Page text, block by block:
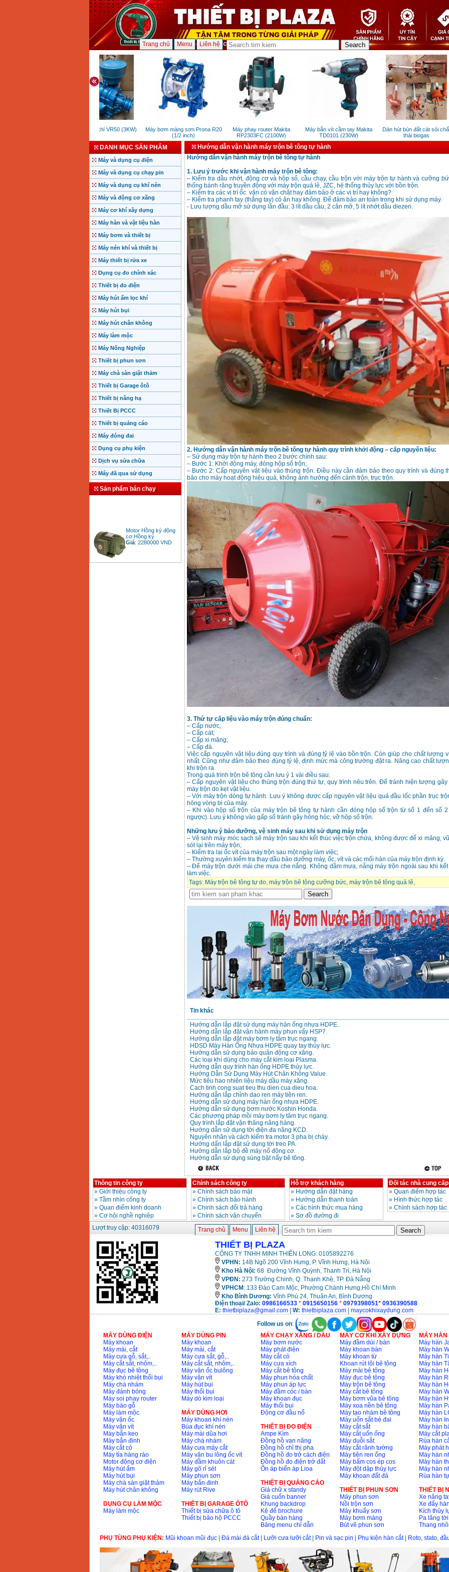
Trang chủ Menu Liên hệ
Đầu sục khí VR50 (3KW)
Máy bơm màng sơn Prona R20
(1/2 inch)
Máy phay router Makita
RP2303FC (2100W)
Máy bắn vít cầm tay Makita
TD0101 (230W)
Dàn hút bùn đất cát sỏi chất
thải biogas
DANH MỤC SẢN PHẨM
Máy và dụng cụ điện
Máy và dụng cụ chạy pin
Máy và dụng cụ khí nén
Máy và động cơ xăng
Máy cơ khí xây dựng
Máy hàn và vật liệu hàn
Máy bơm và thiết bị
Máy nén khí và thiết bị
Máy thiết bị rửa xe
Dụng cụ đo chính xác
Thiết bị đo điện
Máy hút ẩm lọc khí
Máy hút bụi
Máy hút chân không
Máy làm mộc
Máy Nông Nghiệp
Thiết bị phun sơn
Máy chà sàn giặt thảm
Thiết bị Garage ôtô
Thiết bị nâng hạ
Thiết Bị PCCC
Thiết bị quảng cáo
Máy đóng đai
Dụng cụ phụ kiện
Dịch vụ sửa chữa
Máy đã qua sử dụng
Sản phẩm bán chạy
cơ Hồng ký
Giá:2280000
Hướng dẫn vận hành máy trộn bê tông tự hành
Hướng dẫn vận hành máy trộn bê tông tự hành
1. Lưu ý trước khi vận hành máy trộn bê tông:
– Kiểm tra dầu nhớt, động cơ và hộp số, cầu chạy, cầu trộn với máy trộn tự hành và cưỡng
thống bánh răng truyền động với máy trộn quả lê, JZC, hệ thống thủy lực với bồn trộn.
– Kiểm tra các vị trí ốc vặn có vặn chặt hay đảm bảo ở các vị trí hay không?
– Kiểm tra phanh tay (thắng tay) có ăn hay không. Để đảm bảo an toàn trong khi sử dụng máy.
- Lưu lượng dầu mỡ sử dụng lần đầu: 3 lít dầu cầu, 2 cân mỡ, 5 lít nhớt dầu diezen.
2. Hướng dẫn vận hành máy trộn bê tông tự hành quy trình khởi động – cấp nguyên liệu:
– Sử dụng máy trộn tự hành theo 2 bước chính sau:
– Bước 1: Khởi động máy, đóng hộp số trộn;
– Bước 2: Cấp nguyên vật liệu vào thùng trộn. Điều này cần đảm bảo theo quy trình và đúng
bảo cho máy hoạt động hiệu quả, không ảnh hưởng đến cánh trộn, trục trộn.
3. Thứ tự cấp liệu vào máy trộn đúng chuẩn:
– Cấp nước;
– Cấp cát;
– Cấp xi măng;
– Cấp đá.
Việc cấp nguyên vật liệu đúng quy trình và đúng tỷ lệ vào bồn trộn. Còn giúp cho chất lượng
nhất. Cũng như đảm bảo theo đúng tỷ lệ, định mức mà công trường đặt ra. Nâng cao chất
khi trộn ra.
Trong quá trình trộn bê tông cần lưu ý 1 vài điều sau:
– Cấp nguyên vật liệu cho thùng trộn đúng thứ tự, quy trình nêu trên. Để tránh hiện tượng
máy trộn do kẹt vật liệu.
– Với máy trộn dòng tự hành. Lưu ý không được cấp nguyên vật liệu quá đầu lốc phần trục
hỏng vòng bi của máy.
– Khi vào hộp số trộn của máy trộn bê tông tự hành cần đóng hộp số trộn từ số 1 đến số
ngược). Lưu ý không vào gấp số tránh gây hỏng hóc, vỡ hộp số trộn.
Những lưu ý bảo dưỡng, vệ sinh máy sau khi sử dụng máy trộn
– Vệ sinh máy móc sạch sẽ máy trộn sau khi kết thúc việc trộn chứa, không được để xi măng,
sót lại trên máy trộn;
– Kiểm tra lại ốc vít của máy trộn sau một ngày làm việc;
– Thường xuyên kiểm tra thay dầu bảo dưỡng máy, ốc, vít và các mối hàn của máy trộn định kỳ.
– Để máy trộn dưới mái che mưa che nắng. Không dầm mưa, nắng máy trộn ngoài sau khi
làm việc.
Tags: Máy trộn bê tông tự do, máy trộn bê tông cưỡng bức, máy trộn bê tông quả lê,
Tin khác
Hướng dẫn lắp đặt sử dụng máy hàn ống nhựa HDPE.
Hướng dẫn lắp đặt vận hành máy phun vẩy HSP7.
Hướng dẫn lắp đặt máy bơm ly tâm trục ngang.
HDSD Máy Hàn Ống Nhựa HDPE quay tay thủy lực.
Hướng dẫn sử dụng bảo quản động cơ xăng.
Các loại khí dùng cho máy cắt kim loại Plasma.
Hướng dẫn quy trình hàn ống HDPE thủy lực.
Hướng Dẫn Sử Dụng Máy Hút Chân Không Value.
Mức tiêu hao nhiên liệu máy dầu máy xăng.
Cach tinh cong suat tieu thu dien cua dieu hoa.
Hướng dẫn lắp chỉnh dao ren máy tiện ren.
Hướng dẫn sử dụng máy hàn ống nhựa HDPE.
Hướng dẫn sử dụng bơm nước Koshin Honda.
Các phương pháp mồi máy bơm ly tâm trục ngang.
Quy trình lắp đặt vận thăng nâng hàng.
Hướng dẫn sử dụng tời điện đa năng KCD.
Nguyên nhân và cách kiểm tra motor 3 pha bị cháy.
Hướng dấn lắp đặt sử dụng tời treo PA.
Hướng dẫn lắp bộ đề máy nổ động cơ.
Hướng dẫn sử dụng súng bật nẩy bê tông.
Thông tin công ty
» Giới thiệu công ty
» Tầm nhìn công ty
» Quan điểm kinh doanh
» Cơ hội nghề nghiệp
Chính sách công ty
» Chính sách bảo mật
» Chính sách bảo hành
» Chinh sách đổi trả hàng
» Chính sách vận chuyển
Hỗ trợ khách hàng
» Hướng dẫn đặt hàng
» Hướng dẫn thanh toán
» Các hình thức mua hàng
» Sơ đồ đường đi
Đối tác nhà cung cấp
» Quan điểm hợp tác
» Hình thức hợp tác
» Chính sách hợp tác
Lượt truy cập: 40316079 Trang chủ Menu Liên hệ
THIẾT BỊ PLAZA
CÔNG TY TNHH MINH THIÊN LONG: 0105892276
VPHN: 14B Ngõ 200 Vĩnh Hưng, P. Vĩnh Hưng, Hà Nội
Kho Hà Nội: 68 Đường Vĩnh Quỳnh, Thanh Trì, Hà Nội
VPĐN: 273 Trường Chinh, Q. Thanh Khê, TP. Đà Nẵng
VPHCM : 133 Đào Cam Mộc, Phường Chánh Hưng,Hồ Chí Minh
Kho Bình Dương: Vĩnh Phú 24, Thuận An, Bình Dương
Điện thoại/ Zalo: 0986166533 * 0915650156* 0979398051* 0936390588
E: thietbiplaza@gmail.com| W: thietbiplaza.com| maycokhixaydung.com
Follow us on:
MÁY DÙNG ĐIỆN
Máy khoan
Máy mài, cắt
Máy cưa gỗ, sắt,..
Máy cắt sắt, nhôm,..
Máy đục bê tông
Máy khò nhiệt thổi bụi
Máy chà nhám
Máy đánh bóng
Máy soi phay router
Máy bào gỗ
Máy làm mộc
Máy vặn ốc
Máy vặn vít
Máy bắn keo
Máy bắn đinh
Máy cắt cỏ
Máy tỉa hàng rào
Motor động cơ điện
Máy hút ẩm
Máy hút bụi
Máy chà sàn giặt thảm
Máy hút chân không
DỤNG CỤ LÀM MỘC
Máy làm mộc
MÁY DÙNG PIN
Máy khoan
Máy mài, cắt
Máy cưa sắt, gỗ,..
Máy cắt sắt, nhôm,..
Máy vặn ốc bulông
Máy vặn vít
Máy hút bụi
Máy thổi bụi
Máy dò kim loại
MÁY DÙNG HƠI
Máy khoan khí nén
Búa đục khí nén
Máy mài dũa hơi
Máy chà nhám
Máy cưa máy cắt
Máy vặn bu lông ốc vít
Máy đầm khuôn cát
Máy gõ rỉ sét
Máy phun sơn
Máy bắn đinh
Máy rút Rive
THIÊT BỊ GARAGE ÔTÔ
Thiết bị sửa chữa ô tô
Thiết bị bảo hộ PCCC
MÁY CHẠY XĂNG / DẦU
Máy bơm nước
Máy phát điện
Máy cắt cỏ
Máy cưa xích
Máy cắt bê tông
Máy phun hóa chất
Máy phun áp lực
Máy đầm cóc / bàn
Máy khoan đục
Máy thổi bụi
Động cơ đầu nổ
THIÊT BỊ ĐO ĐIỆN
Ampe Kìm
Đồng hồ vạn năng
Đồng hồ chỉ thị pha
Đồng hồ đo trở cách điện
Đồng hồ đo điện trở đất
Ổn áp biến áp Lioa
THIỆT BỊ QUẢNG CÁO
Giá chữ x standy
Giá cuốn banner
Khung backdrop
Kệ để brochure
Quầy bán hàng
Bảng menu chỉ dẫn
MÁY CƠ KHÍ XÂY DỰNG
Máy đầm dùi / bàn
Máy khoan bàn
Máy khoan từ
Khoan rút lõi bê tông
Máy mài bê tông
Máy đục bê tông
Máy trộn bê tông
Máy cắt bê tông
Máy bơm vũa bê tông
Máy xoa nền bê tông
Máy tạo nhám bê tông
Máy uốn sắt bẻ đai
Máy cắt sắt
Máy cắt uốn ống
Máy duỗi sắt
Máy cắt rãnh tường
Máy tiện ren ống
Máy bấm cos ép cos
Máy đột dập thủy lực
Máy khoan đất đá
THIẾT BỊ PHUN SƠN
Máy phun sơn
Nồi trộn sơn
Máy khuấy sơn
Máy bơm màng
Bút vẽ phun sơn
MÁY HÀN
Máy hàn
Máy hàn
Máy hàn
Máy hàn
Máy hàn
Máy hàn
Máy hàn
Máy hàn
Máy hàn
Máy hàn
Máy hàn
Máy hàn
Máy hàn
Máy cắt
Rùa hàn
Máy phát
Máy hàn
Máy hàn
Máy hàn
Rùa hàn
THIẾT BỊ
Xe nâng
Xe đẩy
Kích thủy
Pa lăng
Thang
PHỤ TÙNG PHỤ KIỆN: Mũi khoan mũi đục| Đá mài đá cắt| Lưỡi cưa lưỡi cắt| Pin và sạc pin Phụ kiện hàn cắt| Roto, stato,